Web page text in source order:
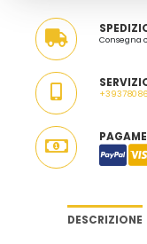
Consegna
DESCRIZIONE